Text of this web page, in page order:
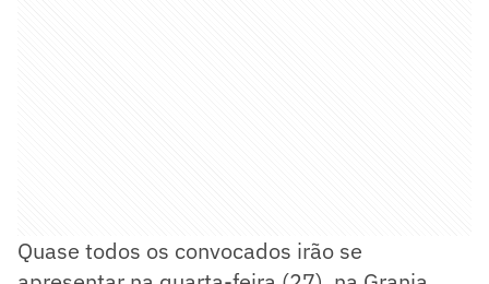
Quase todos os convocados irão se